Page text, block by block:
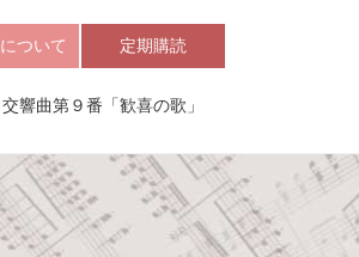
ついて 定期購読
交響曲第９番「歓喜の歌」